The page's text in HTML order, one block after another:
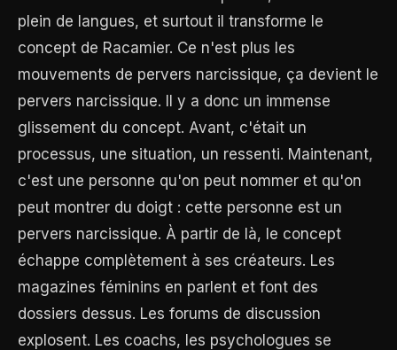
plein de langues, et surtout il transforme le
concept de Racamier. Ce n'est plus les
mouvements de pervers narcissique, ça devient le
pervers narcissique. Il y a donc un immense
glissement du concept. Avant, c'était un
processus, une situation, un ressenti. Maintenant,
c'est une personne qu'on peut nommer et qu'on
peut montrer du doigt : cette personne est un
pervers narcissique. À partir de là, le concept
échappe complètement à ses créateurs. Les
magazines féminins en parlent et font des
dossiers dessus. Les forums de discussion
explosent. Les coachs, les psychologues se